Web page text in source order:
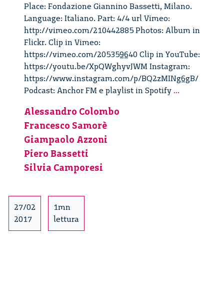
Place: Fondazione Giannino Bassetti, Milano.
Language: Italiano. Part: 4/4 url Vimeo:
http://vimeo.com/210442885 Photos: Album in
Flickr. Clip in Vimeo:
https://vimeo.com/205359640 Clip in YouTube:
https://youtu.be/XpQWghyvJWM Instagram:
https://www.instagram.com/p/BQ2zMINg6gB/
Podcast: Anchor FM e playlist in Spotify ...
Alessandro Colombo
Francesco Samorè
Giampaolo Azzoni
Piero Bassetti
Silvia Camporesi
27/02
2017
1mn
lettura